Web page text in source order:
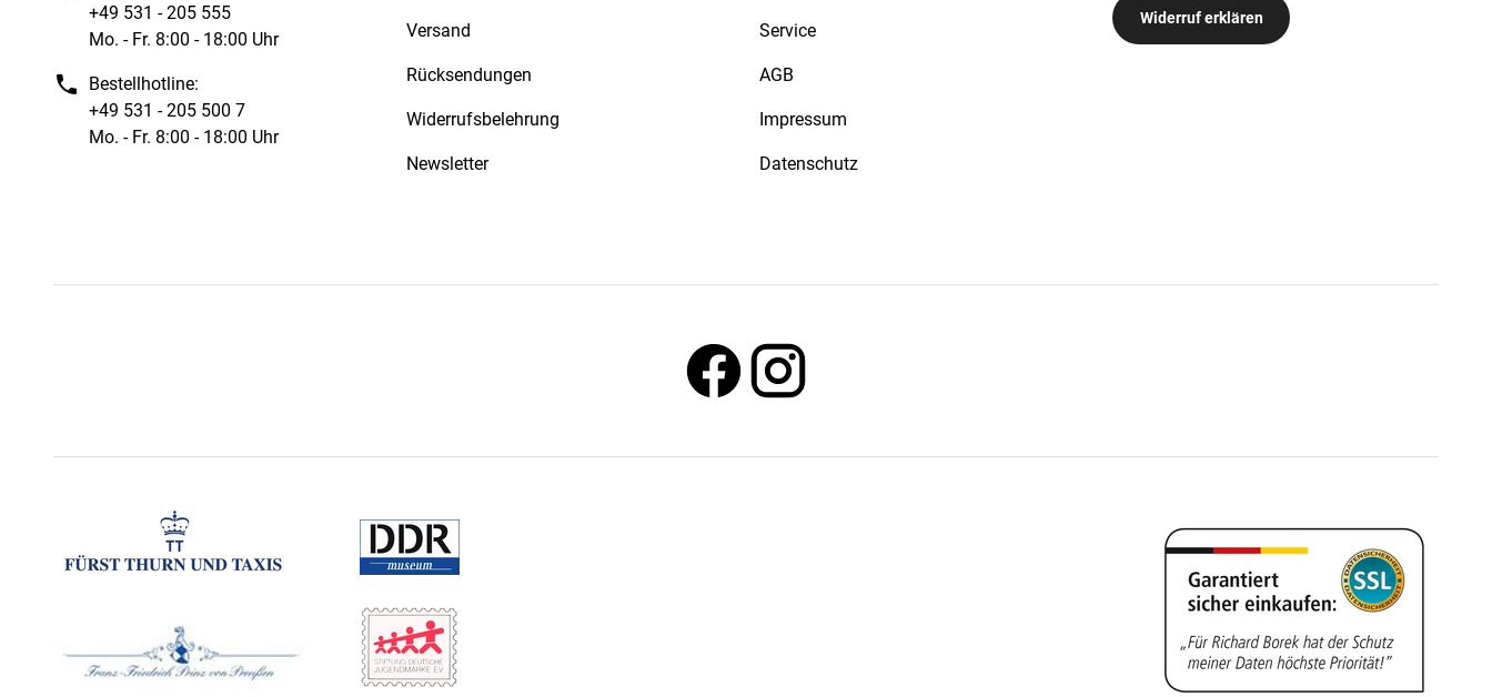
+49 531 - 205 555
Mo. - Fr. 8:00 - 18:00 Uhr
Bestellhotline:
+49 531 - 205 500 7
Mo. - Fr. 8:00 - 18:00 Uhr
Versand
Rücksendungen
Widerrufsbelehrung
Newsletter
Service
AGB
Impressum
Datenschutz
Widerruf erklären